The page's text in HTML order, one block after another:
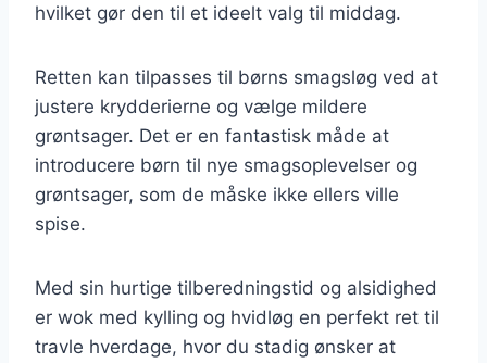
hvilket gør den til et ideelt valg til middag.
Retten kan tilpasses til børns smagsløg ved at
justere krydderierne og vælge mildere
grøntsager. Det er en fantastisk måde at
introducere børn til nye smagsoplevelser og
grøntsager, som de måske ikke ellers ville
spise.
Med sin hurtige tilberedningstid og alsidighed
er wok med kylling og hvidløg en perfekt ret til
travle hverdage, hvor du stadig ønsker at